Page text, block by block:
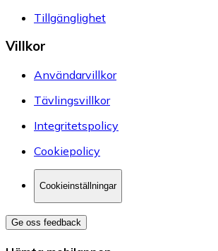
Tillgänglighet
Villkor
Användarvillkor
Tävlingsvillkor
Integritetspolicy
Cookiepolicy
Cookieinställningar
Ge oss feedback